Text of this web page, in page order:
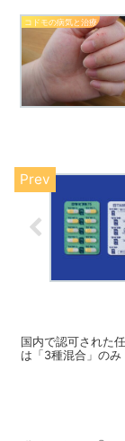
コドモの病気と治療
国内で認可された
は「3種混合」のみ